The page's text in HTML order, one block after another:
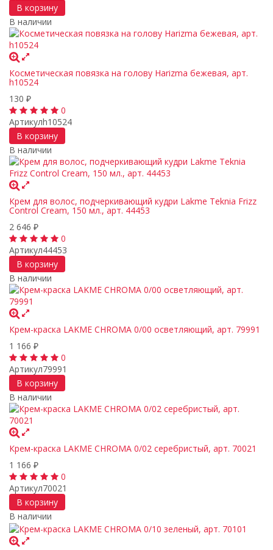
В корзину
В наличии
Косметическая повязка на голову Harizma бежевая, арт.
h10524
130 ₽
0
Артикулh10524
В корзину
В наличии
Крем для волос, подчеркивающий кудри Lakme Teknia Frizz
Control Cream, 150 мл., арт. 44453
2 646 ₽
0
Артикул44453
В корзину
В наличии
Крем-краска LAKME CHROMA 0/00 осветляющий, арт. 79991
1 166 ₽
0
Артикул79991
В корзину
В наличии
Крем-краска LAKME CHROMA 0/02 серебристый, арт. 70021
1 166 ₽
0
Артикул70021
В корзину
В наличии